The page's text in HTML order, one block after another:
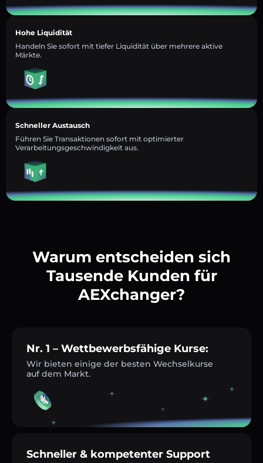
Hohe Liquidität
Handeln Sie sofort mit tiefer Liquidität über mehrere aktive
Märkte.
Schneller Austausch
Führen Sie Transaktionen sofort mit optimierter
Verarbeitungsgeschwindigkeit aus.
Warum entscheiden sich
Tausende Kunden für
AEXchanger?
Nr. 1 – Wettbewerbsfähige Kurse:
Wir bieten einige der besten Wechselkurse
auf dem Markt.
Schneller & kompetenter Support